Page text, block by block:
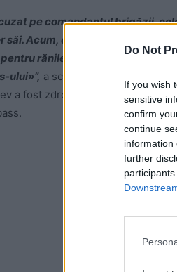
Do Not
If you wish
sensitive
confirm
continue
information
further
pe comandantul brigăzii,
săi. Acum, colonelul Medvedev
rănile «de luptă» primite
ului»”, a scris ironic jurnalistul
a fost zdrobit de un tanc din